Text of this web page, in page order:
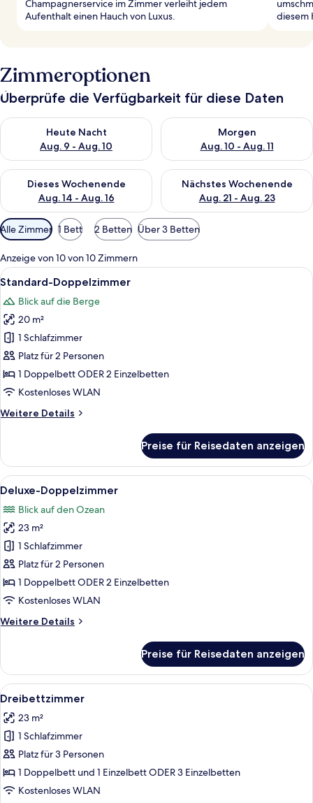
Champagnerservice im Zimmer verleiht jedem
Aufenthalt einen Hauch von Luxus.
diesem
Zimmeroptionen
Überprüfe die Verfügbarkeit für diese Daten
Heute Nacht
Aug. 9 - Aug. 10
Überprüfe die Verfügbarkeit für heute Nacht, Aug. 9 - Aug.
Morgen
Aug. 10 - Aug. 11
Überprüfe die Verfügbarkeit
Dieses Wochenende
Aug. 14 - Aug. 16
Überprüfe die Verfügbarkeit für dieses Wochenende, Aug. 14
Nächstes Wochenende
Aug. 21 - Aug. 23
Überprüfe die Verfügbarkeit
Verfügbare
Filter
für
Zimmer
Alle Zimmer 1 Bett 2 Betten Über 3 Betten
Anzeige von 10 von 10 Zimmern
Alle
Fotos
für
Standard-
Doppelzimmer
anzeigen
Ein Hotelzimmer mit zwei Betten,
9
Standard-Doppelzimmer
Blick auf die Berge
20 m²
1 Schlafzimmer
Platz für 2 Personen
1 Doppelbett ODER 2 Einzelbetten
Kostenloses WLAN
Weitere Details
Weitere
Doppelzimmer
Preise für Reisedaten anzeigen
Alle
Fotos
für
Deluxe-
Doppelzimmer
anzeigen
Ein Hotelzimmer mit großem
6
Deluxe-Doppelzimmer
Blick auf den Ozean
23 m²
1 Schlafzimmer
Platz für 2 Personen
1 Doppelbett ODER 2 Einzelbetten
Kostenloses WLAN
Weitere Details
Weitere
Doppelzimmer
Preise für Reisedaten anzeigen
Alle
Fotos
für
Dreibettzimmer
anzeigen
Ein Hotelzimmer mit zwei Betten,
4
Dreibettzimmer
23 m²
1 Schlafzimmer
Platz für 3 Personen
1 Doppelbett und 1 Einzelbett ODER 3 Einzelbetten
Kostenloses WLAN